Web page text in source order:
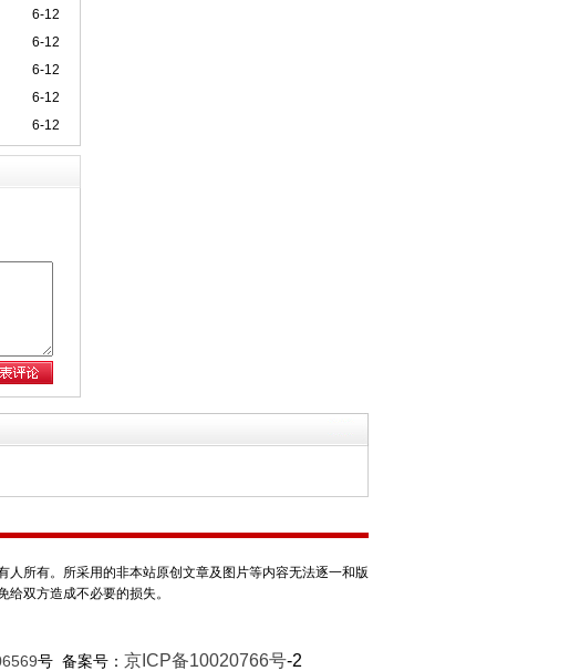
6-12
6-12
6-12
6-12
6-12
所有。所采用的非本站原创文章及图片等内容无法逐一和版
双方造成不必要的损失。
号 备案号： 京ICP备10020766号-2